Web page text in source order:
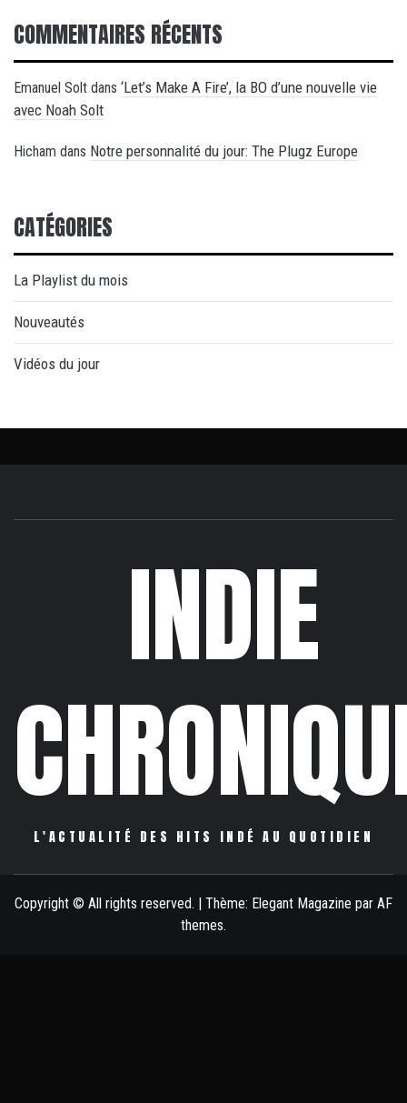
COMMENTAIRES RÉCENTS
Emanuel Solt dans ‘Let’s Make A Fire’, la BO d’une nouvelle vie
avec Noah Solt
Hicham dans Notre personnalité du jour: The Plugz Europe
CATÉGORIES
La Playlist du mois
Nouveautés
Vidéos du jour
INDIE
L'ACTUALITÉ DES HITS INDÉ AU QUOTIDIEN
Copyright © All rights reserved. Thème: Elegant Magazine par AF
themes.